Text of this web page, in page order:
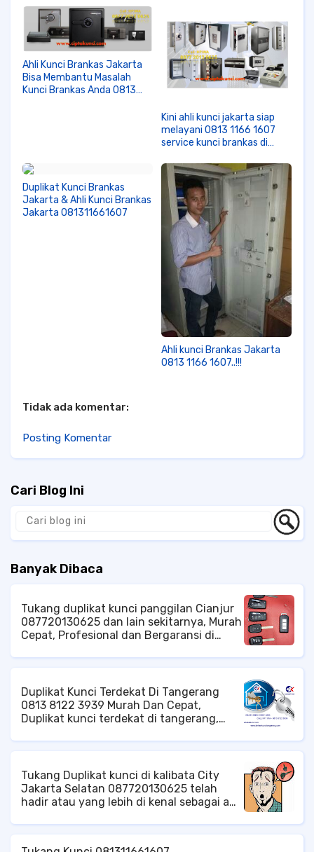
Tukang Kunci Brankas
Jakarta.. Hubungi Saja Kami.
Ahli Kunci Brankas Jakarta
Bisa Membantu Masalah
Kunci Brankas Anda 0813
Kini ahli kunci jakarta siap
melayani 0813 1166 1607
service kunci brankas di
daerah jakarta, tukang kunci
brankas di kelapa gading,
pulo gadung.. mall-mall
jakarta dan di daerah
sekitarnya.
Duplikat Kunci Brankas
Jakarta & Ahli Kunci Brankas
Jakarta 081311661607
Ahli kunci Brankas Jakarta
0813 1166 1607..!!!
Tidak ada komentar:
Posting Komentar
Cari Blog Ini
Banyak Dibaca
Tukang duplikat kunci panggilan Cianjur
087720130625 dan lain sekitarnya, Murah
Cepat, Profesional dan Bergaransi di
Pelayanan di Area Kota Cianjur, Baik
Tingkat Kelurahan Cianjur Ahli Kunci di
Cianjur, Jasa Kunci di Cianjur, Tukang
Kunci di Cianjur, Spesialis Kunci di
Cianjur, Tukang Duplikat Kunci di Cianjur,
Service Kunci di Cianjur, Duplikat Kunci di
Duplikat Kunci di Cianjur,
Duplikat Kunci Terdekat Di Tangerang
0813 8122 3939 Murah Dan Cepat,
Duplikat kunci terdekat di tangerang,
duplikat kunci mobil di tangerang, tukang
kunci brankas di tangerang, service
brankas panggilan di tangerang, DLL.
Tukang Duplikat kunci di kalibata City
Jakarta Selatan 087720130625 telah
hadir atau yang lebih di kenal sebagai ahli
memenuhi kebutuhan anda khususnya